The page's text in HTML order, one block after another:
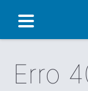
Erro